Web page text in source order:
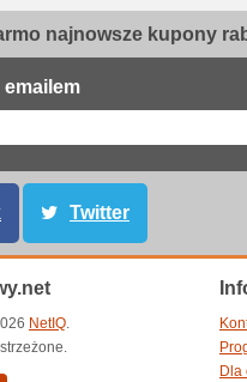
najnowsze kupony
emailem
Twitter
NetIQ.
Dla